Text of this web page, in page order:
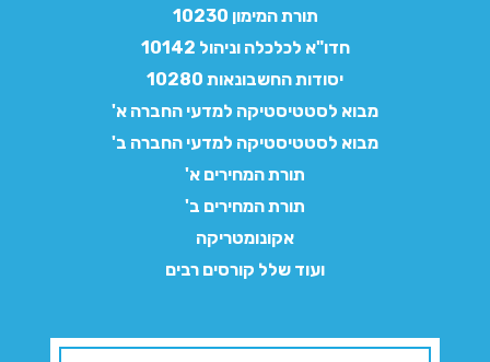
תורת המימון 10230
חדו"א לכלכלה וניהול 10142
יסודות החשבונאות 10280
מבוא לסטטיסטיקה למדעי החברה א'
מבוא לסטטיסטיקה למדעי החברה ב'
תורת המחירים א'
תורת המחירים ב'
אקונומטריקה
ועוד שלל קורסים רבים